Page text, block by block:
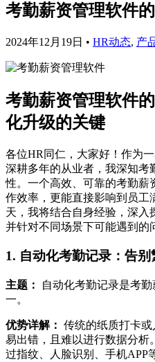
考勤薪资管理软件
2024年12月19日 • HR动态, 产
考勤薪资管理软件
化升级的关键
各位HR同仁，大家好！作为
深耕多年的从业者，我深知考
性。一个高效、可靠的考勤薪
作效率，更能直接影响到员工
天，我将结合自身经验，深入
并针对不同场景下可能遇到的
1. 自动化考勤记录：告
主题：
自动化考勤记录是考
一。
优势详解： 传统的纸质打卡
易出错，且难以进行数据分析
过指纹、人脸识别、手机APP